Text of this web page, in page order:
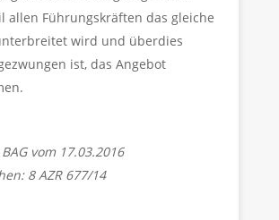
allen Führungskräften das gleiche
wird und überdies
ist, das Angebot
vom 17.03.2016
8 AZR 677/14